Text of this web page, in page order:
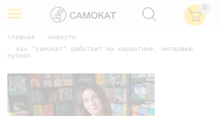
0
главная
новости
как "самокат" работает на карантине. интервью
mybook